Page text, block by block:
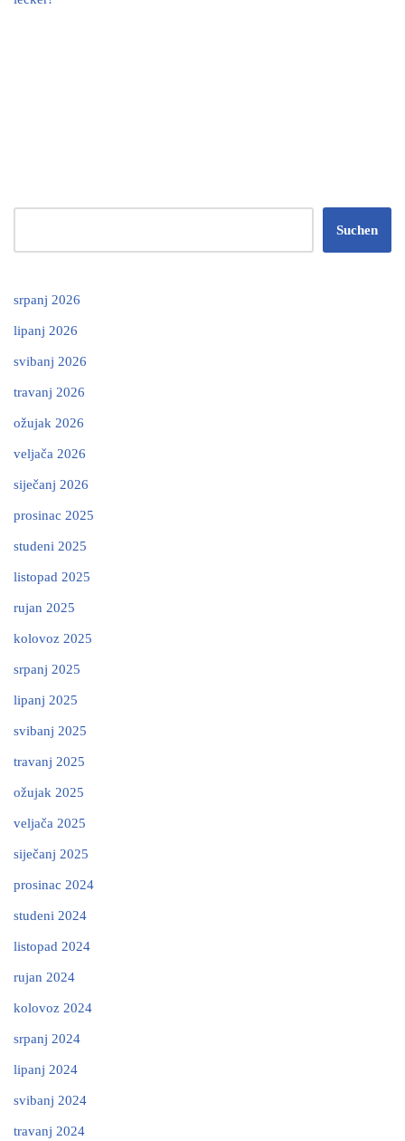
Suchen
srpanj 2026
lipanj 2026
svibanj 2026
travanj 2026
ožujak 2026
veljača 2026
siječanj 2026
prosinac 2025
studeni 2025
listopad 2025
rujan 2025
kolovoz 2025
srpanj 2025
lipanj 2025
svibanj 2025
travanj 2025
ožujak 2025
veljača 2025
siječanj 2025
prosinac 2024
studeni 2024
listopad 2024
rujan 2024
kolovoz 2024
srpanj 2024
lipanj 2024
svibanj 2024
travanj 2024